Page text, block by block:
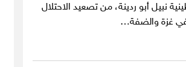
نبيل أبو ردينة، من تصعيد الاحتلال
غزة والضفة…